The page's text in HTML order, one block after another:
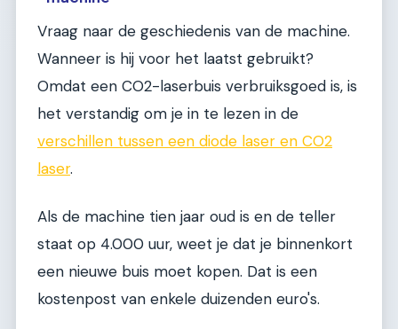
Vraag naar de geschiedenis van de machine.
Wanneer is hij voor het laatst gebruikt?
Omdat een CO2-laserbuis verbruiksgoed is, is
het verstandig om je in te lezen in de
verschillen tussen een diode laser en CO2
laser.
Als de machine tien jaar oud is en de teller
staat op 4.000 uur, weet je dat je binnenkort
een nieuwe buis moet kopen. Dat is een
kostenpost van enkele duizenden euro's.